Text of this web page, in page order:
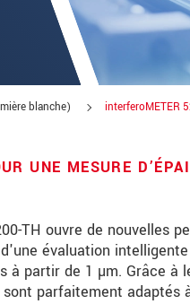
blanche) interferoMETER
UNE MESURE
TH ouvre de nouvelles
évaluation
partir de 1 µm. Grâce à
parfaitement adaptés